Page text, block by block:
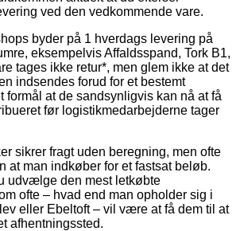
ved den vedkommende vare.
byder på 1 hverdags levering på
eksempelvis Affaldsspand, Tork B1,
tages ikke retur*, men glem ikke at det
indsendes forud for et bestemt
formål at de sandsynligvis kan nå at få
før logistikmedarbejderne tager
sikrer fragt uden beregning, men ofte
at man indkøber for et fastsat beløb.
udvælge den mest letkøbte
ofte – hvad end man opholder sig i
eller Ebeltoft – vil være at få dem til at
afhentningssted.